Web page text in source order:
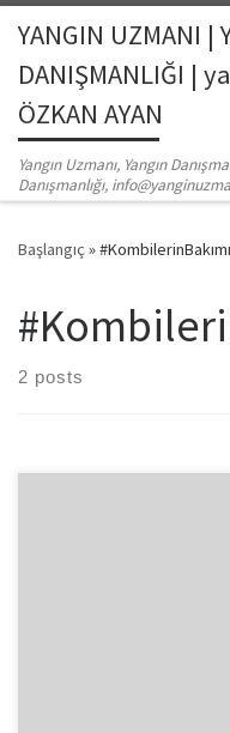
Skip to content
YANGIN UZMANI |
DANIŞMANLIĞI |
ÖZKAN AYAN
Yangın Uzmanı, Yangın
Danışmanlığı,
Başlangıç »#KombilerinBakımı
2 posts